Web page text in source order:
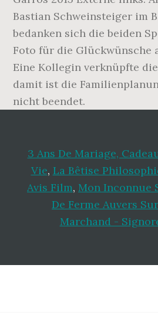
Bastian Schweinsteiger im
bedanken sich die beiden
Foto für die Glückwünsche
Eine Kollegin verknüpfte
damit ist die
nicht beendet.
3 Ans De Mariage,
Vie, La Bêtise
Avis Film, Mon Inconnue
De Ferme Auvers
Marchand -